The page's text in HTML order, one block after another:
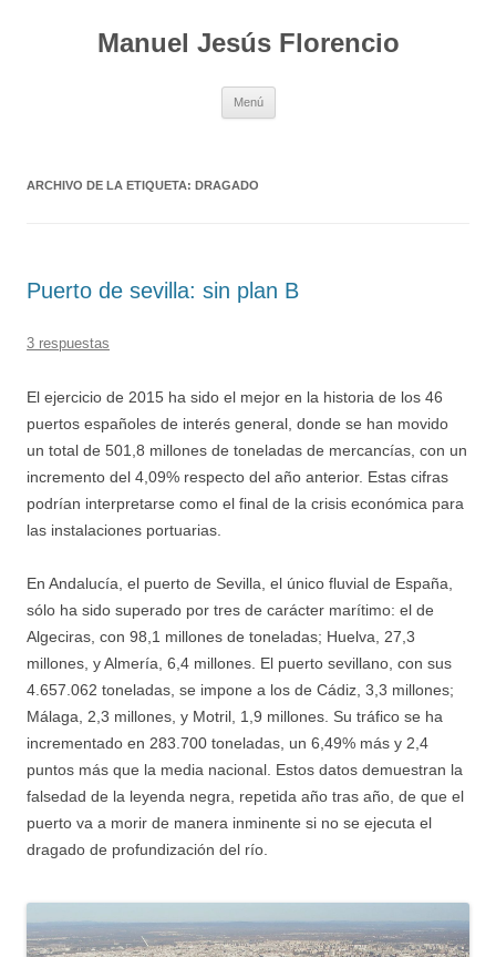
Manuel Jesús Florencio
Menú
ARCHIVO DE LA ETIQUETA: DRAGADO
Puerto de sevilla: sin plan B
3 respuestas
El ejercicio de 2015 ha sido el mejor en la historia de los 46
puertos españoles de interés general, donde se han movido
un total de 501,8 millones de toneladas de mercancías, con un
incremento del 4,09% respecto del año anterior. Estas cifras
podrían interpretarse como el final de la crisis económica para
las instalaciones portuarias.
En Andalucía, el puerto de Sevilla, el único fluvial de España,
sólo ha sido superado por tres de carácter marítimo: el de
Algeciras, con 98,1 millones de toneladas; Huelva, 27,3
millones, y Almería, 6,4 millones. El puerto sevillano, con sus
4.657.062 toneladas, se impone a los de Cádiz, 3,3 millones;
Málaga, 2,3 millones, y Motril, 1,9 millones. Su tráfico se ha
incrementado en 283.700 toneladas, un 6,49% más y 2,4
puntos más que la media nacional. Estos datos demuestran la
falsedad de la leyenda negra, repetida año tras año, de que el
puerto va a morir de manera inminente si no se ejecuta el
dragado de profundización del río.